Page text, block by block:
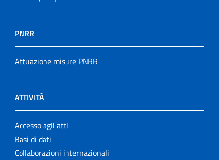
PNRR
Attuazione misure PNRR
ATTIVITÀ
Accesso agli atti
Basi di dati
Collaborazioni internazionali